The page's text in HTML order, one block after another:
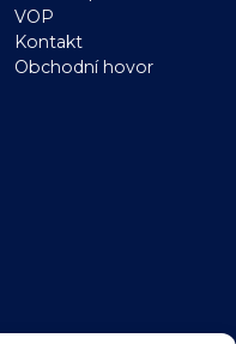
VOP
Kontakt
Obchodní hovor